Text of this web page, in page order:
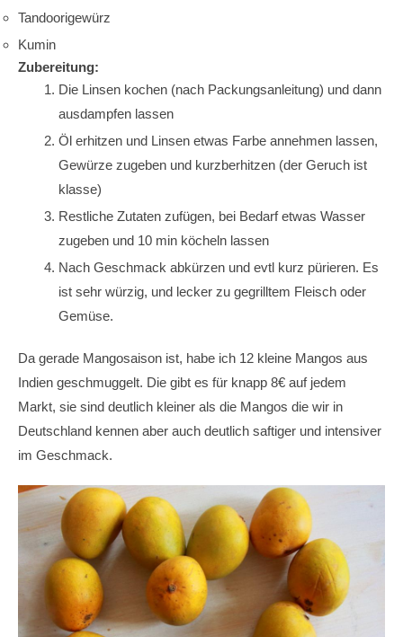
Tandoorigewürz
Kumin
Zubereitung:
Die Linsen kochen (nach Packungsanleitung) und dann
ausdampfen lassen
Öl erhitzen und Linsen etwas Farbe annehmen lassen,
Gewürze zugeben und kurzberhitzen (der Geruch ist
klasse)
Restliche Zutaten zufügen, bei Bedarf etwas Wasser
zugeben und 10 min köcheln lassen
Nach Geschmack abkürzen und evtl kurz pürieren. Es
ist sehr würzig, und lecker zu gegrilltem Fleisch oder
Gemüse.
Da gerade Mangosaison ist, habe ich 12 kleine Mangos aus
Indien geschmuggelt. Die gibt es für knapp 8€ auf jedem
Markt, sie sind deutlich kleiner als die Mangos die wir in
Deutschland kennen aber auch deutlich saftiger und intensiver
im Geschmack.